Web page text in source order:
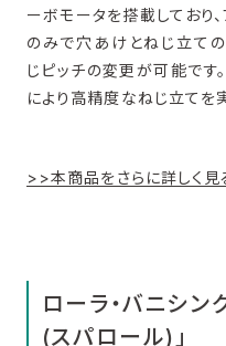
ーボモータを搭載しており
のみで穴あけとねじ立て
じピッチの変更が可能です
により高精度なねじ立てを
>>本商品をさらに詳しく見
ローラ・バニシン
(スパロール)」